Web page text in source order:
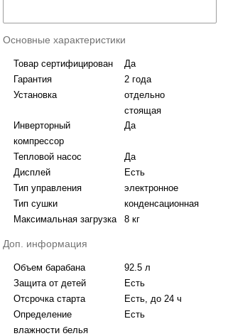
Основные характеристики
Товар сертифицирован
Да
Гарантия
2 года
Установка
отдельно
стоящая
Инверторный
компрессор
Да
Тепловой насос
Да
Дисплей
Есть
Тип управления
электронное
Тип сушки
конденсационная
Максимальная загрузка
8 кг
Доп. информация
Объем барабана
92.5 л
Защита от детей
Есть
Отсрочка старта
Есть, до 24 ч
Определение
влажности белья
Есть